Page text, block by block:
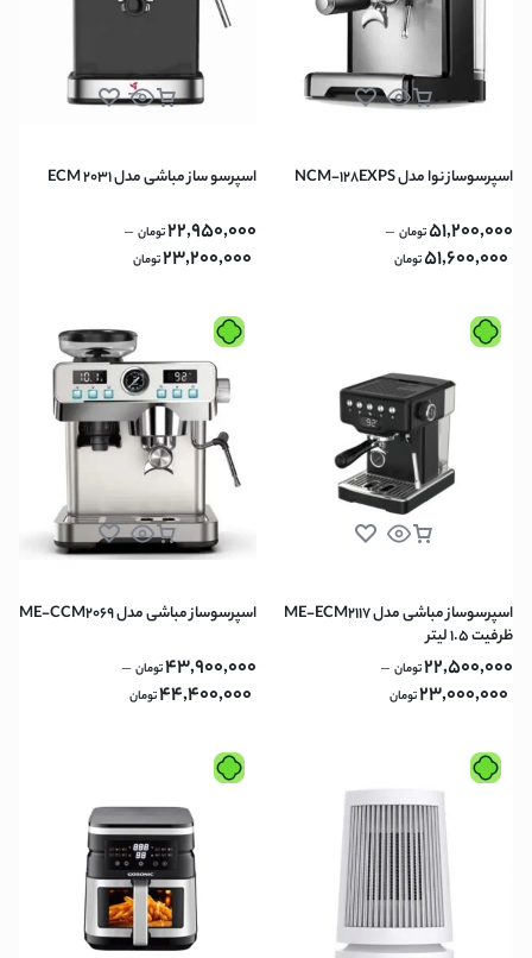
اسپرسوساز نوا مدل NCM-128EXPS
51,200,000تومان –
51,600,000تومان
اسپرسو ساز مباشی مدل ECM 2031
22,950,000تومان –
23,200,000تومان
اسپرسوساز مباشی مدل ME-ECM2117
ظرفیت ۱.۵ لیتر
22,500,000تومان –
23,000,000تومان
اسپرسوساز مباشی مدل ME-CCM2069
43,900,000تومان –
44,400,000تومان